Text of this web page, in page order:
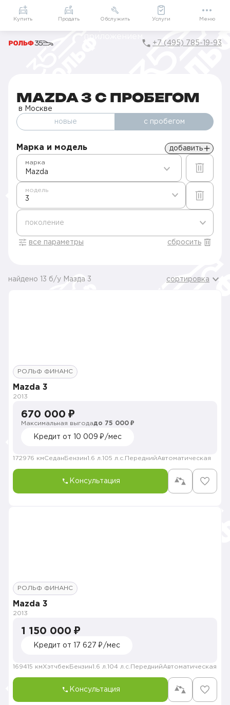
Приложение
Мой РОЛЬФ
Подарки внутри
+7 (495) 785-19-93
MAZDA 3 С ПРОБЕГОМ
в Москве
новые с пробегом
Марка и модель добавить
Mazda
марка
3
модель
поколение
все параметры сбросить
найдено 13 б/у Мазда 3 сортировка
РОЛЬФ ФИНАНС
Mazda 3
2013
670 000 ₽
Максимальная выгодадо 75 000 ₽
Кредит от 10 009 ₽/мес
172976 кмСедан Бензин1.6 л. 105 л.с. ПереднийАвтоматическая
Консультация
РОЛЬФ ФИНАНС
Mazda 3
2013
1 150 000 ₽
Кредит от 17 627 ₽/мес
169415 кмХэтчбек Бензин1.6 л. 104 л.с. ПереднийАвтоматическая
Консультация
Купить Продать Обслужить Услуги Меню